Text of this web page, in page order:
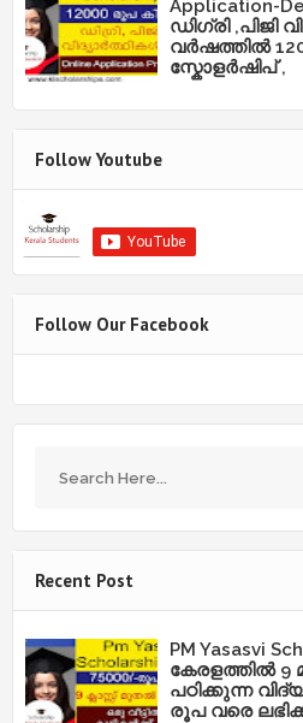
Application-
ഡിഗ്രി ,പിജി
വർഷത്തിൽ
സ്കോളർഷിപ് ,
Follow Youtube
Follow Our Facebook
Recent Post
PM Yasasvi
കേരളത്തിൽ
പഠിക്കുന്ന
രൂപ വരെ